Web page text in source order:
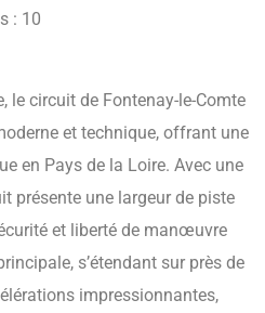
: 10
le circuit de Fontenay-le-Comte
et technique, offrant une
en Pays de la Loire. Avec une
présente une largeur de piste
et liberté de manœuvre
s’étendant sur près de
impressionnantes,